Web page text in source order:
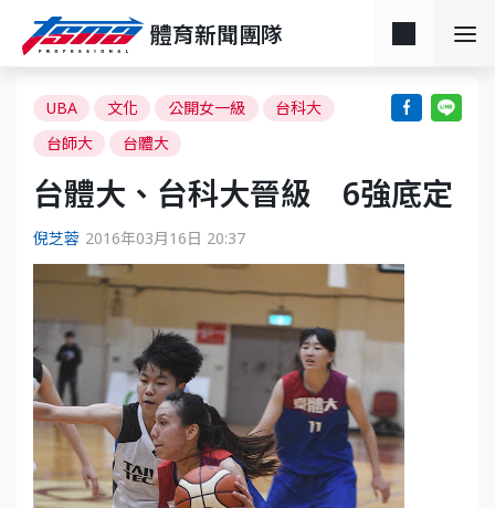
體育新聞團隊
UBA 文化 公開女一級
台科大
台師大
台體大
台體大、台科大晉級 6強底定
倪芝蓉 2016年03月16日 20:37